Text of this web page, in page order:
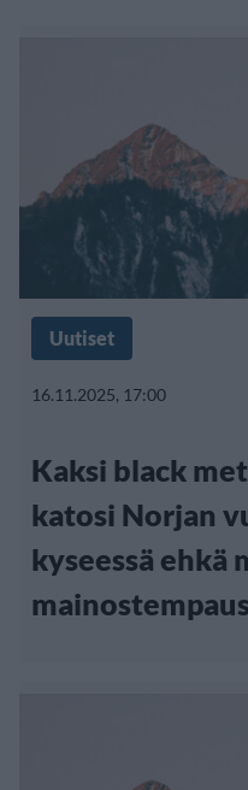
Uutiset
16.11.2025, 17:00
Kaksi black
katosi Norjan
kyseessä ehkä
mainostempaus